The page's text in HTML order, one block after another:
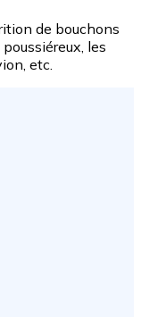
de bouchons
les
etc.